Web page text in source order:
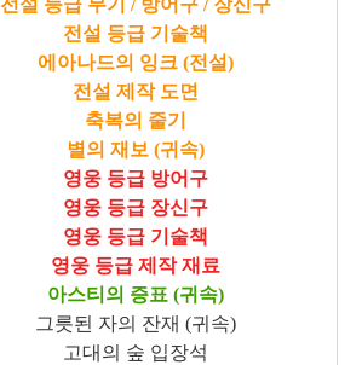
전설 등급 무기 / 방어구 / 장신구
전설 등급 기술책
에아나드의 잉크 (전설)
전설 제작 도면
축복의 줄기
별의 재보 (귀속)
영웅 등급 방어구
영웅 등급 장신구
영웅 등급 기술책
영웅 등급 제작 재료
아스티의 증표 (귀속)
그릇된 자의 잔재 (귀속)
고대의 숲 입장석